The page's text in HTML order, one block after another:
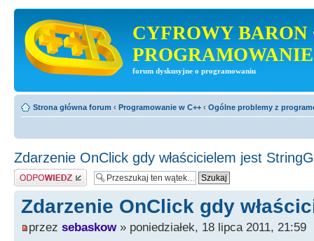
CYFROWY BARON
PROGRAMOWANIE
forum dyskusyjne o programowaniu
Strona główna forum ‹ Programowanie w C++ ‹ Ogólne problemy z
Zdarzenie OnClick gdy właścicielem jest
Odpowiedz
Zdarzenie OnClick gdy
przez sebaskow» poniedziałek, 18 lipca 2011, 21:59